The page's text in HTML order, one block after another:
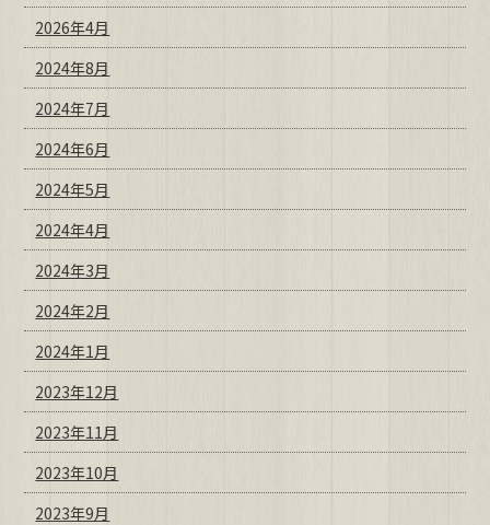
2026年4月
2024年8月
2024年7月
2024年6月
2024年5月
2024年4月
2024年3月
2024年2月
2024年1月
2023年12月
2023年11月
2023年10月
2023年9月